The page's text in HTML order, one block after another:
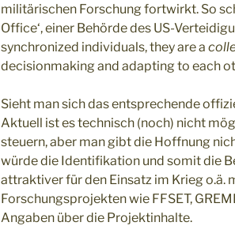
militärischen Forschung fortwirkt. So
Office‘, einer Behörde des US-
synchronized individuals, they are a
decisionmaking and adapting to each
Sieht man sich das entsprechende
Aktuell ist es technisch (noch) nicht
steuern, aber man gibt die Hoffnung
würde die Identifikation und somit die
attraktiver für den Einsatz im Krieg o.ä.
Forschungsprojekten wie FFSET,
Angaben über die Projektinhalte.